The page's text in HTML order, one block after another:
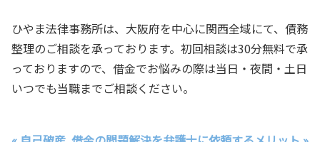
ひやま法律事務所は、大阪府を中心に関西全域にて、債務
整理のご相談を承っております。初回相談は30分無料で承
っておりますので、借金でお悩みの際は当日・夜間・土日
いつでも当職までご相談ください。